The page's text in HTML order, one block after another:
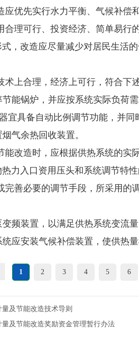
优先实行水力平衡、气候补偿和
理可行、投资经济、简单易行
，改造应尽量减少对居民生活的
上合理，经济上可行，符合下述
锅炉，并应按系统实际负荷
宜具备自动比例调节功能，并同
气余热回收装置。
改造时，应根据供热系统的实
力入口资用压头和系统调节特性
善必要的调节手段，所采用的
装置，以满足供热系统变流量
安装气候补偿装置，使供热量
1 2 3 4 5 6
及节能改造技术导则
及节能改造奖励资金管理暂行办法